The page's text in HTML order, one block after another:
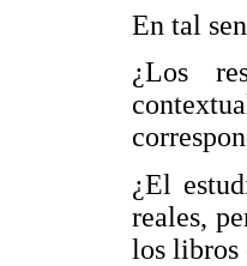
En tal
¿Los
¿El
reales,
los libros